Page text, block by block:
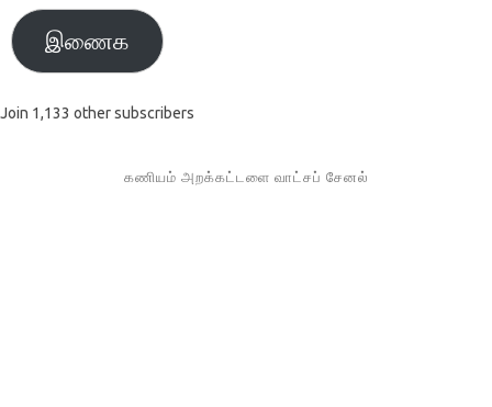
இணைக
Join 1,133 other subscribers
கணியம் அறக்கட்டளை வாட்சப் சேனல்